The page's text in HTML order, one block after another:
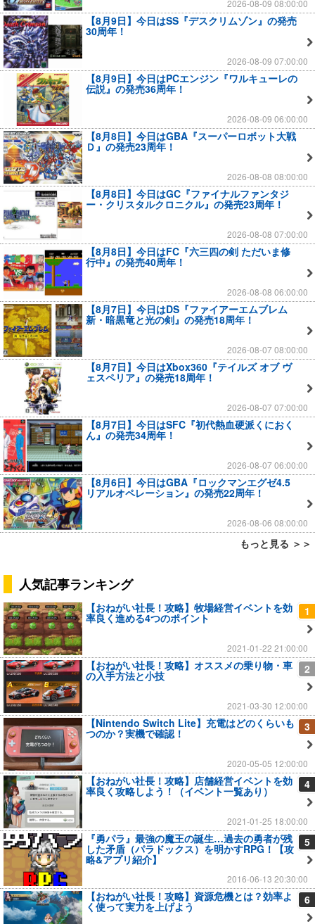
2026-08-09 08:00:00
【8月9日】今日はSS『デスクリムゾン』の発売
30周年！
2026-08-09 07:00:00
【8月9日】今日はPCエンジン『ワルキューレの
伝説』の発売36周年！
2026-08-09 06:00:00
【8月8日】今日はGBA『スーパーロボット大戦
Ｄ』の発売23周年！
2026-08-08 08:00:00
【8月8日】今日はGC『ファイナルファンタジ
ー・クリスタルクロニクル』の発売23周年！
2026-08-08 07:00:00
【8月8日】今日はFC『六三四の剣 ただいま修
行中』の発売40周年！
2026-08-08 06:00:00
【8月7日】今日はDS『ファイアーエムブレム
新・暗黒竜と光の剣』の発売18周年！
2026-08-07 08:00:00
【8月7日】今日はXbox360『テイルズ オブ ヴ
ェスペリア』の発売18周年！
2026-08-07 07:00:00
【8月7日】今日はSFC『初代熱血硬派くにおく
ん』の発売34周年！
2026-08-07 06:00:00
【8月6日】今日はGBA『ロックマンエグゼ4.5
リアルオペレーション』の発売22周年！
2026-08-06 08:00:00
もっと見る ＞＞
人気記事ランキング
1
【おねがい社長！攻略】牧場経営イベントを効
率良く進める4つのポイント
2021-01-22 21:00:00
2
【おねがい社長！攻略】オススメの乗り物・車
の入手方法と小技
2021-03-30 12:00:00
3
【Nintendo Switch Lite】充電はどのくらいも
つのか？実機で確認！
2020-05-05 12:00:00
4
【おねがい社長！攻略】店舗経営イベントを効
率良く攻略しよう！（イベント一覧あり）
2021-01-25 18:00:00
5
『勇パラ』最強の魔王の誕生…過去の勇者が残
した矛盾（パラドックス）を明かすRPG！【攻
略&アプリ紹介】
2016-06-13 20:30:00
6
【おねがい社長！攻略】資源危機とは？効率よ
く使って実力を上げよう